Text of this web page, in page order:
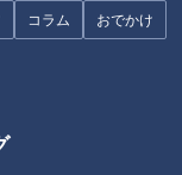
コラム おでかけ
でも注文できる
売開始から累計
思いで始めたとい